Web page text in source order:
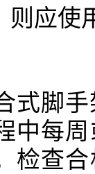
则应使
式脚
中每
检查